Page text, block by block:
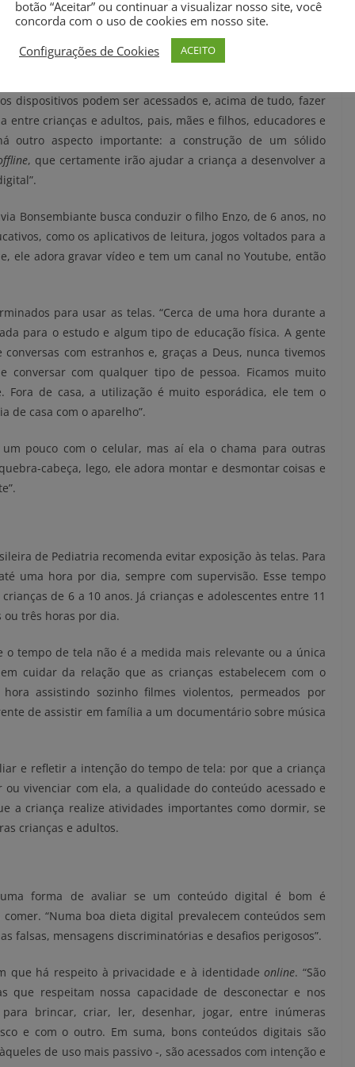
para cada faixa etária e deve ser adequada a cada
Deve também ser baseada no diálogo, na escuta e
ela se apropria das tecnologias.
em cada fase da infância: dosar o tempo, considerar a
dispositivos podem ser acessados e, acima de tudo, fazer
crianças e adultos, pais, mães e filhos, educadores e
outro aspecto importante: a construção de um sólido
, que certamente irão ajudar a criança a desenvolver a
Bonsembiante busca conduzir o filho Enzo, de 6 anos, no
como os aplicativos de leitura, jogos voltados para a
ele adora gravar vídeo e tem um canal no Youtube, então
para usar as telas. “Cerca de uma hora durante a
para o estudo e algum tipo de educação física. A gente
com estranhos e, graças a Deus, nunca tivemos
conversar com qualquer tipo de pessoa. Ficamos muito
. Fora de casa, a utilização é muito esporádica, ele tem o
de casa com o aparelho”.
pouco com o celular, mas aí ela o chama para outras
cabeça, lego, ele adora montar e desmontar coisas e
de Pediatria recomenda evitar exposição às telas. Para
uma hora por dia, sempre com supervisão. Esse tempo
de 6 a 10 anos. Já crianças e adolescentes entre 11
ou três horas por dia.
o tempo de tela não é a medida mais relevante ou a única
cuidar da relação que as crianças estabelecem com o
assistindo sozinho filmes violentos, permeados por
de assistir em família a um documentário sobre música
e refletir a intenção do tempo de tela: por que a criança
vivenciar com ela, a qualidade do conteúdo acessado e
a criança realize atividades importantes como dormir, se
crianças e adultos.
forma de avaliar se um conteúdo digital é bom é
“Numa boa dieta digital prevalecem conteúdos sem
falsas, mensagens discriminatórias e desafios perigosos”.
que há respeito à privacidade e à identidadeonline. “São
que respeitam nossa capacidade de desconectar e nos
brincar, criar, ler, desenhar, jogar, entre inúmeras
e com o outro. Em suma, bons conteúdos digitais são
de uso mais passivo -, são acessados com intenção e
botão “Aceitar” ou continuar a visualizar nosso site, você
concorda com o uso de cookies em nosso site.
Configurações de Cookies
ACEITO